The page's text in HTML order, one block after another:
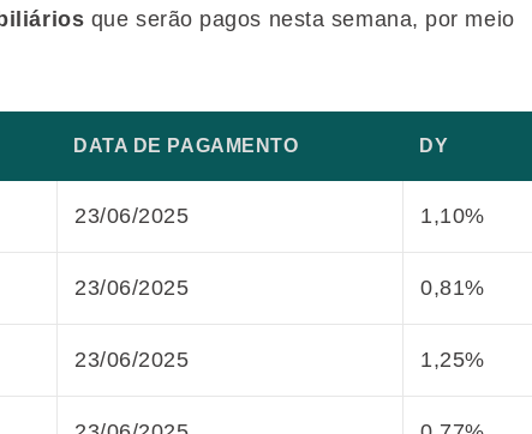
que serão pagos nesta semana, por meio
DATA DE PAGAMENTO DY
23/06/2025 1,10%
23/06/2025 0,81%
23/06/2025 1,25%